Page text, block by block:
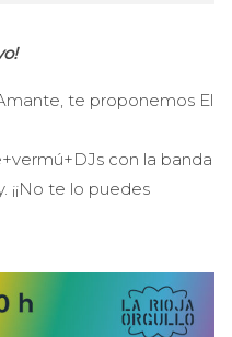
te proponemos El
con la banda
¡¡No te lo puedes